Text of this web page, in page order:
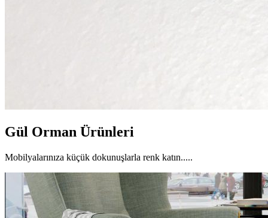
Gül Orman Ürünleri
Mobilyalarınıza küçük dokunuşlarla renk katın.....